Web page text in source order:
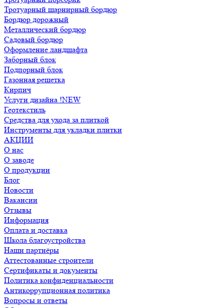
Тротуарный шарнирный бордюр
Бордюр дорожный
Металлический бордюр
Садовый бордюр
Оформление ландшафта
Заборный блок
Подпорный блок
Газонная решетка
Кирпич
Услуги дизайна !NEW
Геотекстиль
Средства для ухода за плиткой
Инструменты для укладки плитки
АКЦИИ
О нас
О заводе
О продукции
Блог
Новости
Вакансии
Отзывы
Информация
Оплата и доставка
Школа благоустройства
Наши партнёры
Аттестованные строители
Сертификаты и документы
Политика конфиденциальности
Антикоррупционная политика
Вопросы и ответы